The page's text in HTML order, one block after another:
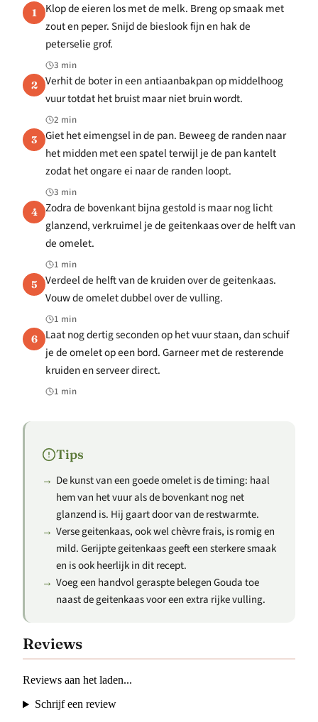
1
Klop de eieren los met de melk. Breng op smaak met
zout en peper. Snijd de bieslook fijn en hak de
peterselie grof.
3 min
2
Verhit de boter in een antiaanbakpan op middelhoog
vuur totdat het bruist maar niet bruin wordt.
2 min
3
Giet het eimengsel in de pan. Beweeg de randen naar
het midden met een spatel terwijl je de pan kantelt
zodat het ongare ei naar de randen loopt.
3 min
4
Zodra de bovenkant bijna gestold is maar nog licht
glanzend, verkruimel je de geitenkaas over de helft van
de omelet.
1 min
5
Verdeel de helft van de kruiden over de geitenkaas.
Vouw de omelet dubbel over de vulling.
1 min
6
Laat nog dertig seconden op het vuur staan, dan schuif
je de omelet op een bord. Garneer met de resterende
kruiden en serveer direct.
1 min
Tips
De kunst van een goede omelet is de timing: haal
hem van het vuur als de bovenkant nog net
glanzend is. Hij gaart door van de restwarmte.
Verse geitenkaas, ook wel chèvre frais, is romig en
mild. Gerijpte geitenkaas geeft een sterkere smaak
en is ook heerlijk in dit recept.
Voeg een handvol geraspte belegen Gouda toe
naast de geitenkaas voor een extra rijke vulling.
Reviews
Reviews aan het laden...
Schrijf een review